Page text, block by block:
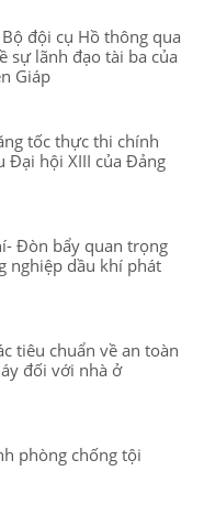
đội cụ Hồ thông qua
sự lãnh đạo tài ba của
Giáp
tốc thực thi chính
Đại hội XIII của Đảng
Đòn bẩy quan trọng
nghiệp dầu khí phát
tiêu chuẩn về an toàn
đối với nhà ở
phòng chống tội